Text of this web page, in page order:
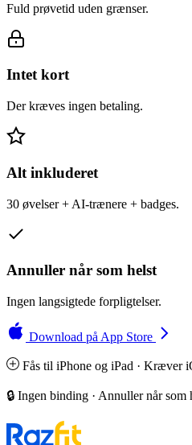
Fuld prøvetid uden grænser.
Intet kort
Der kræves ingen betaling.
Alt inkluderet
30 øvelser + AI-trænere + badges.
Annuller når som helst
Ingen langsigtede forpligtelser.
Download på App Store
Fås til iPhone og iPad · Kræver
🔒 Ingen binding · Annuller når som